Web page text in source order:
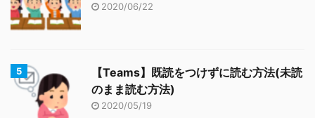
2020/06/22
【Teams】既読をつけずに読む方法(未読
のまま読む方法)
2020/05/19